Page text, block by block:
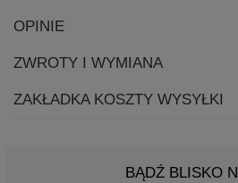
OPINIE
ZWROTY I WYMIANA
ZAKŁADKA KOSZTY WYSYŁKI
BĄDŹ BLISKO